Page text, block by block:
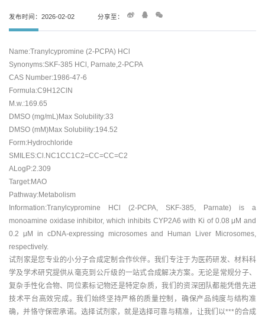
发布时间：2026-02-02 分享至：
Name:Tranylcypromine (2-PCPA) HCl
Synonyms:SKF-385 HCl, Parnate,2-PCPA
CAS Number:1986-47-6
Formula:C9H12ClN
M.w.:169.65
DMSO (mg/mL)Max Solubility:33
DMSO (mM)Max Solubility:194.52
Form:Hydrochloride
SMILES:Cl.NC1CC1C2=CC=CC=C2
ALogP:2.309
Target:MAO
Pathway:Metabolism
Information:Tranylcypromine HCl (2-PCPA, SKF-385, Parnate) is a
monoamine oxidase inhibitor, which inhibits CYP2A6 with Ki of 0.08 μM and
0.2 μM in cDNA-expressing microsomes and Human Liver Microsomes,
respectively.
试剂家是您专业的小分子合成定制合作伙伴。我们专注于为医药研发、材料科
学及学术研究提供从毫克到公斤级的一站式合成解决方案。无论是常规分子、
复杂手性化合物、同位素标记物还是特定杂质，我们的资深团队都能凭借先进
技术平台高效完成。我们始终坚持严格的质量控制，确保产品纯度与结构准
确，并恪守保密承诺。选择试剂家，就是选择可靠与精准，让我们以***的合成